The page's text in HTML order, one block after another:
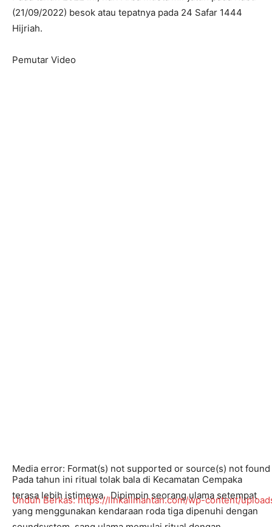
(21/09/2022) besok atau tepatnya pada 24 Safar 1444
Hijriah.
Pemutar Video
Media error: Format(s) not supported or source(s) not found
Unduh Berkas: https://linkalimantan.com/wp-content/
Pada tahun ini ritual tolak bala di Kecamatan Cempaka
terasa lebih istimewa. Dipimpin seorang ulama setempat
yang menggunakan kendaraan roda tiga dipenuhi dengan